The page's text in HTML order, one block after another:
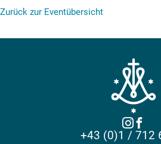
Zurück zur Eventübersicht
+43 (0)1 / 712